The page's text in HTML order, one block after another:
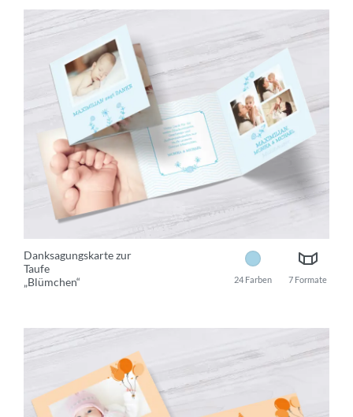
Danksagungskarte zur
Taufe
„Blümchen“
7 Formate
24 Farben